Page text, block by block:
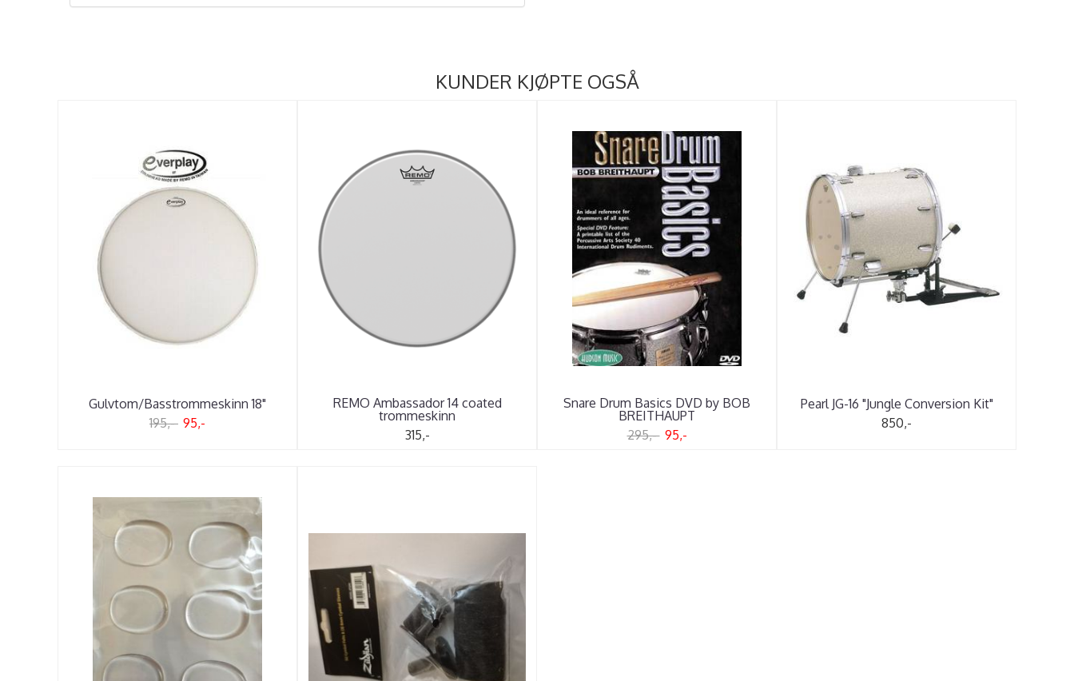
KUNDER KJØPTE OGSÅ
Gulvtom/Basstrommeskinn 18"
195,- 95,-
REMO Ambassador 14 coated
trommeskinn
315,-
Snare Drum Basics DVD by BOB
BREITHAUPT
295,- 95,-
Pearl JG-16 "Jungle Conversion Kit"
850,-